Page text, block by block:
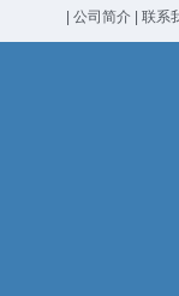
公司简介 联系